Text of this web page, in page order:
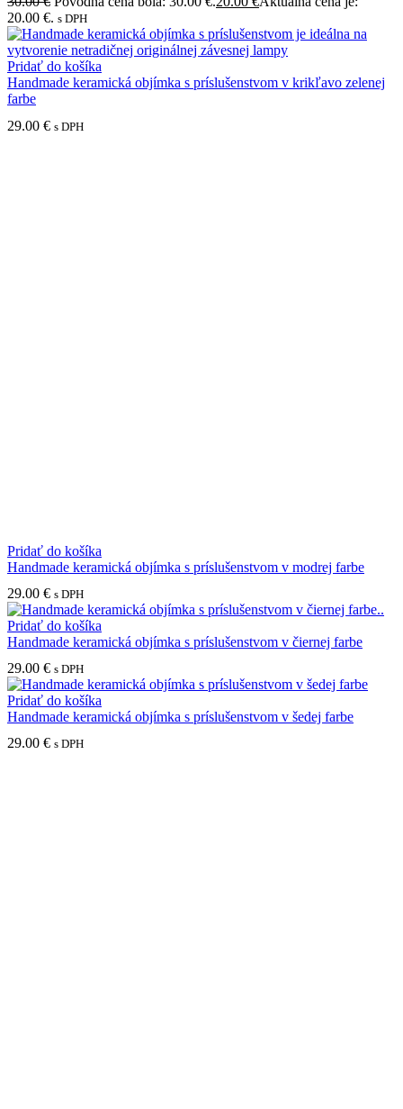
20.00 €. s DPH
Pridať do košíka
Handmade keramická objímka s príslušenstvom v krikľavo zelenej
farbe
29.00 € s DPH
Pridať do košíka
Handmade keramická objímka s príslušenstvom v modrej farbe
29.00 € s DPH
Pridať do košíka
Handmade keramická objímka s príslušenstvom v čiernej farbe
29.00 € s DPH
Pridať do košíka
Handmade keramická objímka s príslušenstvom v šedej farbe
29.00 € s DPH